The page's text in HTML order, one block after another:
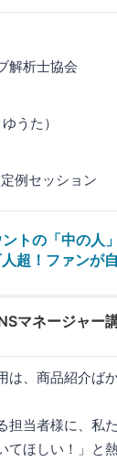
解析士協会
うた）
例セッション
トの「中の人
超！ファンが
マネージャー
は、商品紹介ば
担当者様に、私
てほしい！」と